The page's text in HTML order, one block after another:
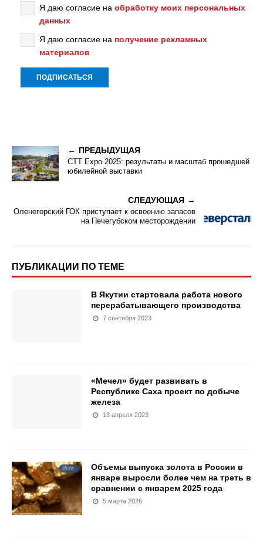
Я даю согласие на обработку моих персональных
данных
Я даю согласие на получение рекламных
материалов
ПРЕДЫДУЩАЯ
CTT Expo 2025: результаты и масштаб прошедшей
юбилейной выставки
СЛЕДУЮЩАЯ
Оленегорский ГОК приступает к освоению запасов
на Печегубском месторождении
ПУБЛИКАЦИИ ПО ТЕМЕ
В Якутии стартовала работа нового
перерабатывающего производства
7 сентября 2023
«Мечел» будет развивать в
Республике Саха проект по добыче
железа
13 апреля 2023
Объемы выпуска золота в России в
январе выросли более чем на треть в
сравнении с январем 2025 года
5 марта 2026